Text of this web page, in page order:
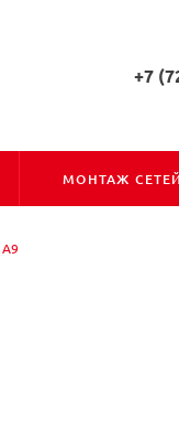
+7
г. Алматы,
МОНТАЖ СЕТЕЙ